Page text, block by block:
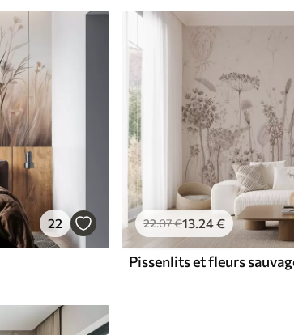
22 22.07€13.24€